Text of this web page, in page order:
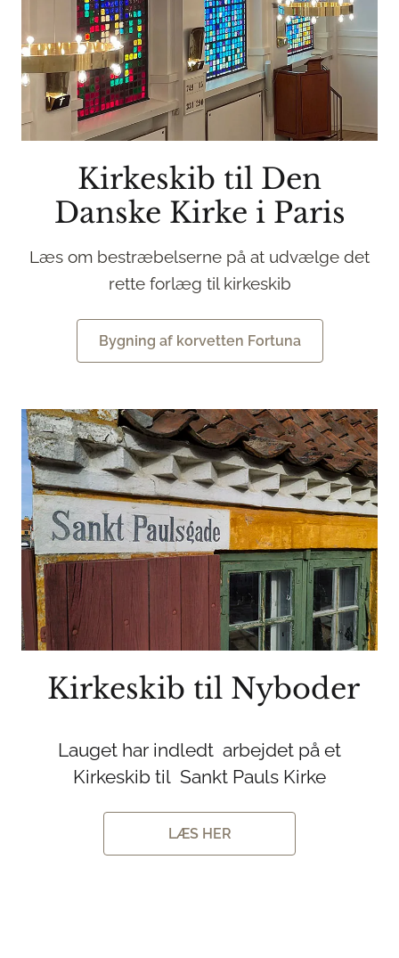
Kirkeskib til Den
Danske Kirke i Paris
Læs om bestræbelserne på at udvælge det
rette forlæg til kirkeskib
Bygning af korvetten Fortuna
Kirkeskib til Nyboder
Lauget har indledt arbejdet på et
Kirkeskib til Sankt Pauls Kirke
LÆS HER